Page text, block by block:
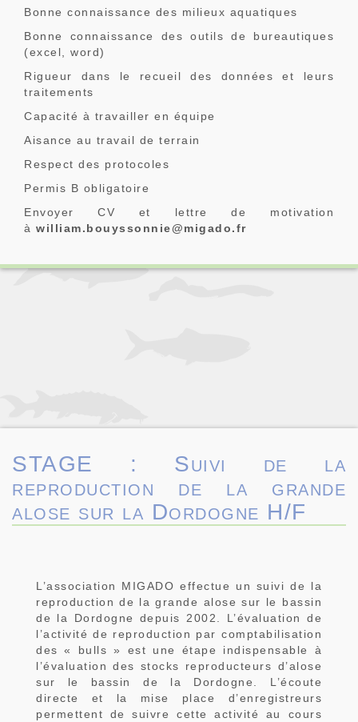
Bonne connaissance des milieux aquatiques
Bonne connaissance des outils de bureautiques
(excel, word)
Rigueur dans le recueil des données et leurs
traitements
Capacité à travailler en équipe
Aisance au travail de terrain
Respect des protocoles
Permis B obligatoire
Envoyer CV et lettre de motivation
à william.bouyssonnie@migado.fr
STAGE : Suivi de la
reproduction de la grande
alose sur la Dordogne H/F
L’association MIGADO effectue un suivi de la
reproduction de la grande alose sur le bassin
de la Dordogne depuis 2002. L’évaluation de
l’activité de reproduction par comptabilisation
des « bulls » est une étape indispensable à
l’évaluation des stocks reproducteurs d’alose
sur le bassin de la Dordogne. L’écoute
directe et la mise place d’enregistreurs
permettent de suivre cette activité au cours